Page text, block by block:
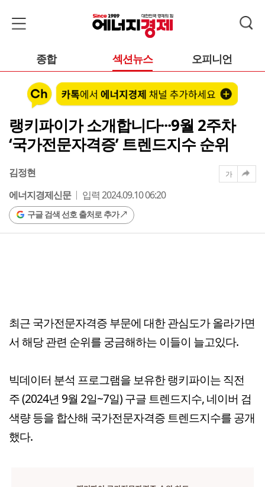
종합 섹션뉴스 오피니언
랭키파이가 소개합니다···9월 2주차
‘국가전문자격증’ 트렌드지수 순위
김정현
에너지경제신문
입력 2024.09.10 06:20
구글 검색 선호 출처로 추가
가
최근 국가전문자격증 부문에 대한 관심도가 올라가면
서 해당 관련 순위를 궁금해하는 이들이 늘고있다.
빅데이터 분석 프로그램을 보유한 랭키파이는 직전
주 (2024년 9월 2일~7일) 구글 트렌드지수, 네이버 검
색량 등을 합산해 국가전문자격증 트렌드지수를 공개
했다.